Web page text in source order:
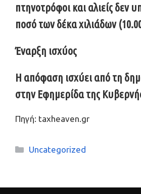
πτηνοτρόφοι και αλιείς δεν
ποσό των δέκα χιλιάδων
Έναρξη ισχύος
Η απόφαση ισχύει από τη
στην Εφημερίδα της
Πηγή: taxheaven.gr
Κατηγορίες
Uncategorized